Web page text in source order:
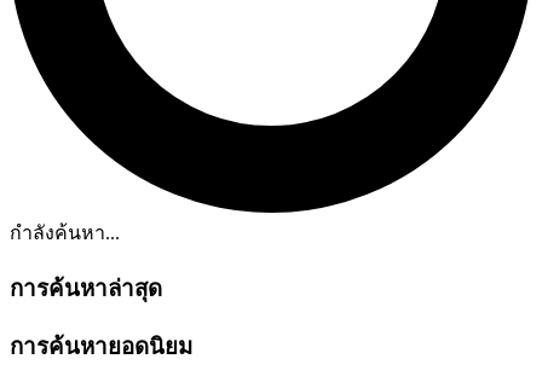
กำลังค้นหา...
การค้นหาล่าสุด
การค้นหายอดนิยม